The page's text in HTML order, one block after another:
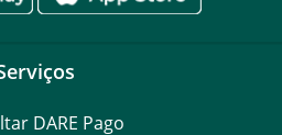
DARE Pago